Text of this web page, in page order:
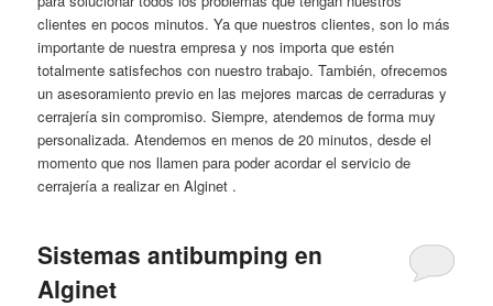
clientes en pocos minutos. Ya que nuestros clientes, son lo más
importante de nuestra empresa y nos importa que estén
totalmente satisfechos con nuestro trabajo. También, ofrecemos
un asesoramiento previo en las mejores marcas de cerraduras y
cerrajería sin compromiso. Siempre, atendemos de forma muy
personalizada. Atendemos en menos de 20 minutos, desde el
momento que nos llamen para poder acordar el servicio de
cerrajería a realizar en Alginet .
Sistemas antibumping en
Alginet